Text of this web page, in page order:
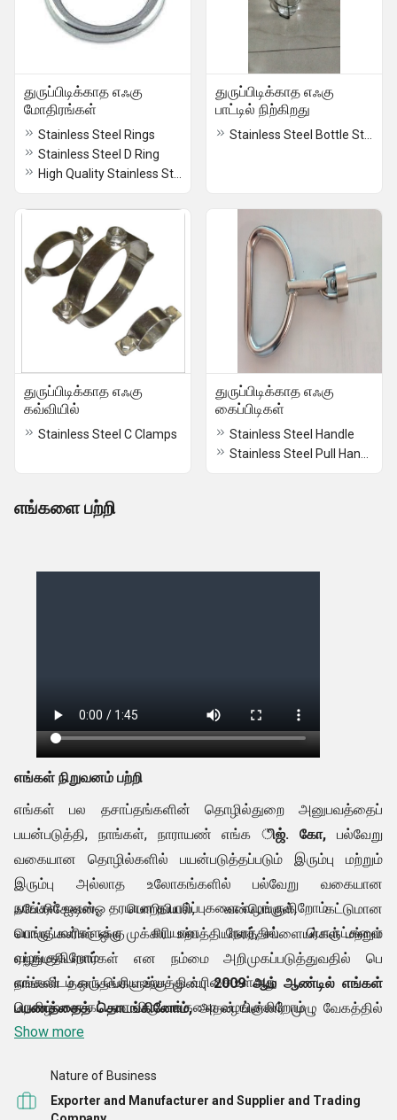
துருப்பிடிக்காத எஃகு
மோதிரங்கள்
Stainless Steel Rings
Stainless Steel D Ring
துருப்பிடிக்காத எஃகு
பாட்டில் நிற்கிறது
துருப்பிடிக்காத எஃகு
கவ்வியில்
Stainless Steel C Clamps
துருப்பிடிக்காத எஃகு
கைப்பிடிகள்
Stainless Steel Handle
எங்களை பற்றி
எங்கள் நிறுவனம் பற்றி
எங்கள் பல தசாப்தங்களின் தொழில்துறை அனுபவத்தைப்
பயன்படுத்தி, நாங்கள், நாராயண் எங்க ிஜ். கோ, பல்வேறு
வகையான தொழில்களில் பயன்படுத்தப்படும் இரும்பு மற்றும்
இரும்பு அல்லாத உலோகங்களில் பல்வேறு வகையான
ஃபேப்ரிகேஷன், பொறியியல், வன்பொருள், கட்டுமான
பொருட்களின் ஒரு முக்கிய உற்பத்தியாளர், சப்ளையர்கள் மற்றும்
ஏற்றுமதியாளர்கள் என நம்மை அறிமுகப்படுத்துவதில் பெ
நாங்கள் தசாப்தங்களுக்கு முன்பு2009 ஆம் ஆண்டில் எங்கள்
பயணத்தைத் தொடங்கினோம்,அதன் பின்னர் முழு வேகத்தில்
வெற்றியின் ஏணியை ஏறி வருகிறோம். தொழில்துறை
கூறுகளின் பரந்த வகைப்பாடு.
எங்கள் தயாரிப்புகள் எப்போதும் எங்கள் வாடிக்கையாளர்களின்
நாங்கள் ஐஎஸ்ஓ தரமான தயாரிப்புகளை வழங்குகிறோம்
வாங்குபவர்களுக்கு சரியான நேரத்தில் பொருட்களை
வழங்குகிறோம்
எங்களிடம் ஒரு பெரிய உற்பத்தி வரிசை உள்ளது
நெகிழ்வான கட்டண விருப்பங்களை வழங்குகிறோம்
எங்களிடம் உலகளாவிய விநியோக வலையமைப்பு
Show more
Nature of Business
Exporter and Manufacturer and Supplier and Trading